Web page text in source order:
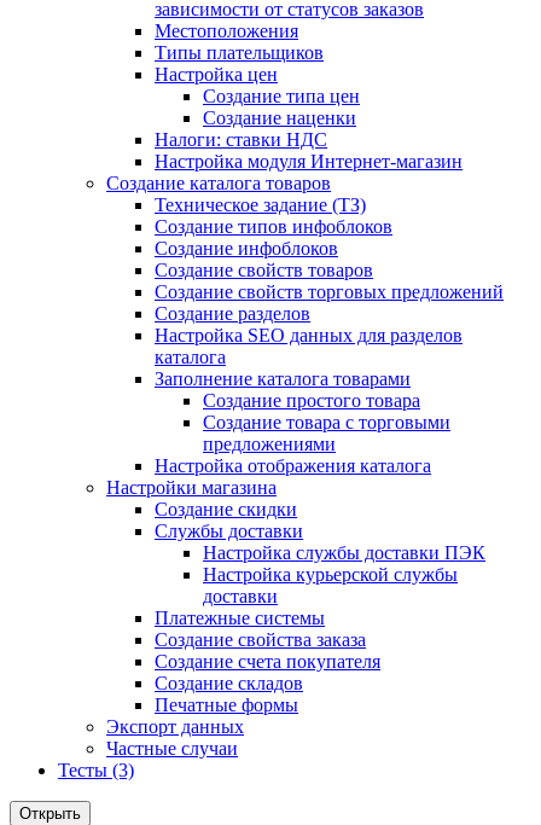
зависимости от статусов заказов
Местоположения
Типы плательщиков
Настройка цен
Создание типа цен
Создание наценки
Налоги: ставки НДС
Настройка модуля Интернет-магазин
Создание каталога товаров
Техническое задание (ТЗ)
Создание типов инфоблоков
Создание инфоблоков
Создание свойств товаров
Создание свойств торговых предложений
Создание разделов
Настройка SEO данных для разделов
каталога
Заполнение каталога товарами
Создание простого товара
Создание товара с торговыми
предложениями
Настройка отображения каталога
Настройки магазина
Создание скидки
Службы доставки
Настройка службы доставки ПЭК
Настройка курьерской службы
доставки
Платежные системы
Создание свойства заказа
Создание счета покупателя
Создание складов
Печатные формы
Экспорт данных
Частные случаи
Тесты (3)
Открыть